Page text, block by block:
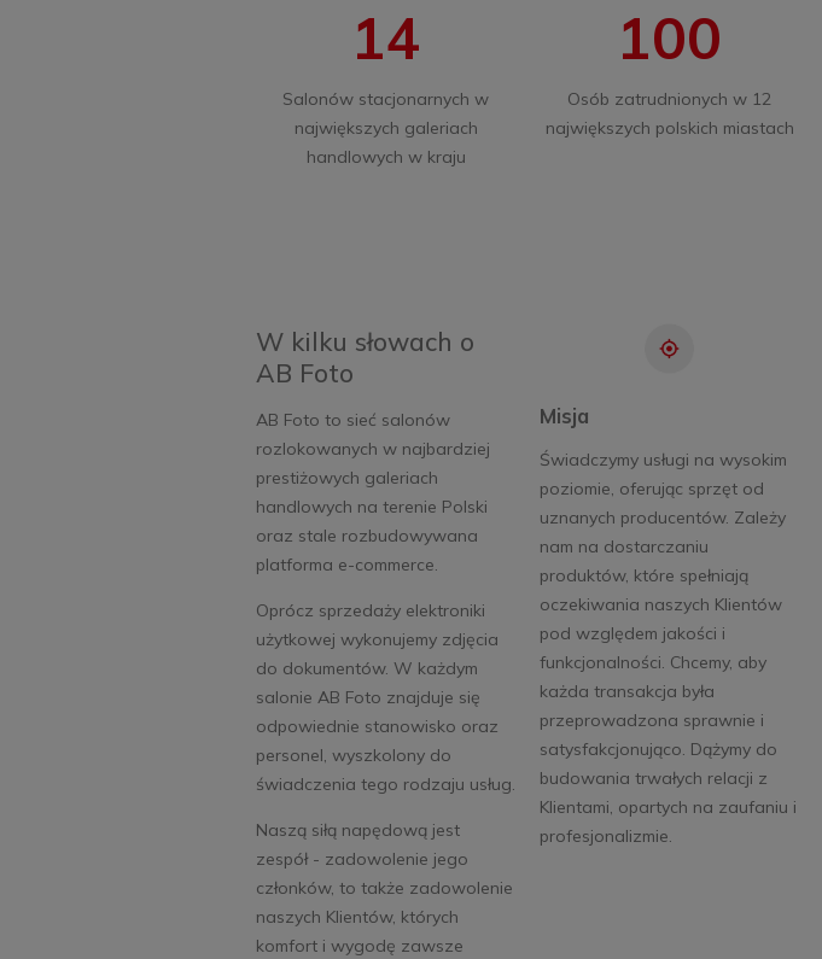
14
Salonów stacjonarnych w
największych galeriach
handlowych w kraju
100
Osób zatrudnionych w 12
największych polskich miastach
W kilku słowach o
AB Foto
AB Foto to sieć salonów
rozlokowanych w najbardziej
prestiżowych galeriach
handlowych na terenie Polski
oraz stale rozbudowywana
platforma e-commerce.
Oprócz sprzedaży elektroniki
użytkowej wykonujemy zdjęcia
do dokumentów. W każdym
salonie AB Foto znajduje się
odpowiednie stanowisko oraz
personel, wyszkolony do
świadczenia tego rodzaju usług.
Naszą siłą napędową jest
zespół - zadowolenie jego
członków, to także zadowolenie
naszych Klientów, których
komfort i wygodę zawsze
Misja
Świadczymy usługi na wysokim
poziomie, oferując sprzęt od
uznanych producentów. Zależy
nam na dostarczaniu
produktów, które spełniają
oczekiwania naszych Klientów
pod względem jakości i
funkcjonalności. Chcemy, aby
każda transakcja była
przeprowadzona sprawnie i
satysfakcjonująco. Dążymy do
budowania trwałych relacji z
Klientami, opartych na zaufaniu i
profesjonalizmie.